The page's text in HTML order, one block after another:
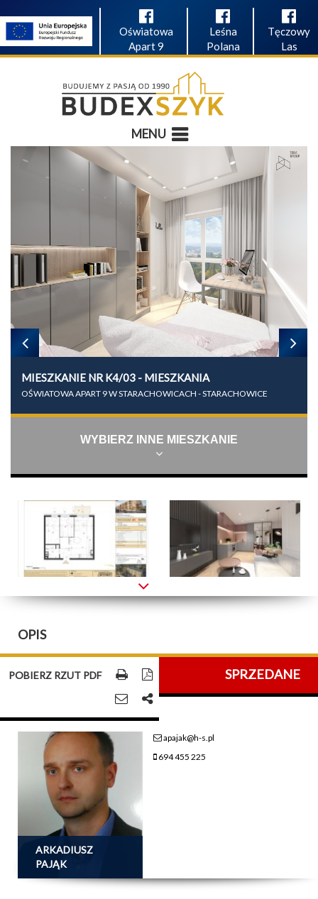
Oświatowa
Apart 9
Leśna
Polana
Tęczowy
Las
MENU
MIESZKANIE NR K4/03 - MIESZKANIA
OŚWIATOWA APART 9 W STARACHOWICACH - STARACHOWICE
WYBIERZ INNE MIESZKANIE
OPIS
POBIERZ RZUT PDF SPRZEDANE
ARKADIUSZ
PAJĄK
apajak@h-s.pl
694 455 225